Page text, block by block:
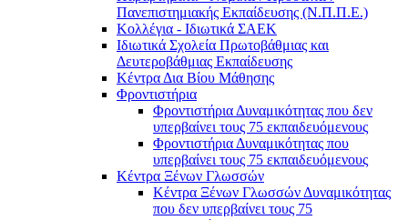
Πανεπιστημιακής Εκπαίδευσης (Ν.Π.Π.Ε.)
Κολλέγια - Ιδιωτικά ΣΑΕΚ
Ιδιωτικά Σχολεία Πρωτοβάθμιας και
Δευτεροβάθμιας Εκπαίδευσης
Κέντρα Δια Βίου Μάθησης
Φροντιστήρια
Φροντιστήρια Δυναμικότητας που δεν
υπερβαίνει τους 75 εκπαιδευόμενους
Φροντιστήρια Δυναμικότητας που
υπερβαίνει τους 75 εκπαιδευόμενους
Κέντρα Ξένων Γλωσσών
Kέντρα Ξένων Γλωσσών Δυναμικότητας
που δεν υπερβαίνει τους 75